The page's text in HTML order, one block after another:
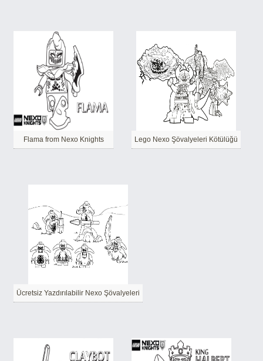
Flama from Nexo Knights Lego Nexo Şövalyeleri Kötülüğü
Ücretsiz Yazdırılabilir Nexo Şövalyeleri